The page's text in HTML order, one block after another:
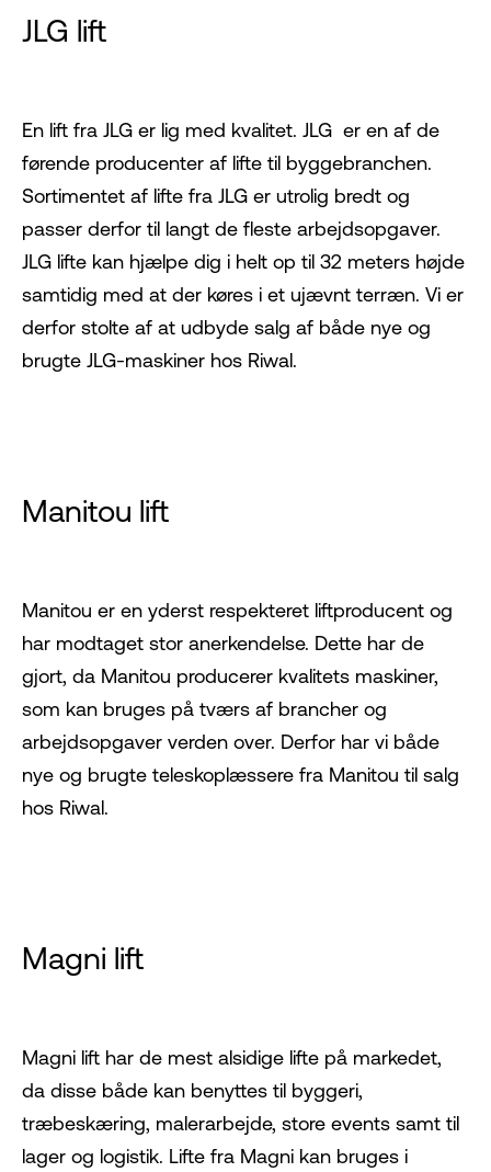
JLG lift
En lift fra JLG er lig med kvalitet. JLG er en af de
førende producenter af lifte til byggebranchen.
Sortimentet af lifte fra JLG er utrolig bredt og
passer derfor til langt de fleste arbejdsopgaver.
JLG lifte kan hjælpe dig i helt op til 32 meters højde
samtidig med at der køres i et ujævnt terræn. Vi er
derfor stolte af at udbyde salg af både nye og
brugte JLG-maskiner hos Riwal.
Manitou lift
Manitou er en yderst respekteret liftproducent og
har modtaget stor anerkendelse. Dette har de
gjort, da Manitou producerer kvalitets maskiner,
som kan bruges på tværs af brancher og
arbejdsopgaver verden over. Derfor har vi både
nye og brugte teleskoplæssere fra Manitou til salg
hos Riwal.
Magni lift
Magni lift har de mest alsidige lifte på markedet,
da disse både kan benyttes til byggeri,
træbeskæring, malerarbejde, store events samt til
lager og logistik. Lifte fra Magni kan bruges i